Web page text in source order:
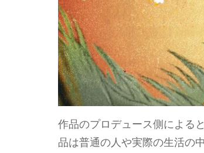
作品のプロデュース側による
品は普通の人や実際の生活の